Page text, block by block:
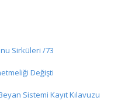
Sirküleri /73
Değişti
Sistemi Kayıt Kılavuzu